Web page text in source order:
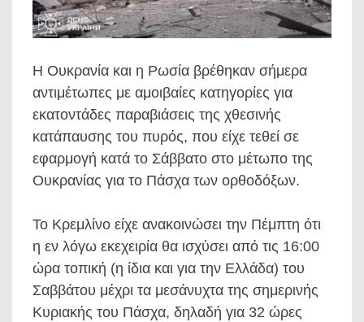
Η Ουκρανία και η Ρωσία βρέθηκαν σήμερα
αντιμέτωπες με αμοιβαίες κατηγορίες για
εκατοντάδες παραβιάσεις της χθεσινής
κατάπαυσης του πυρός, που είχε τεθεί σε
εφαρμογή κατά το Σάββατο στο μέτωπο της
Ουκρανίας για το Πάσχα των ορθοδόξων.
Το Κρεμλίνο είχε ανακοινώσει την Πέμπτη ότι
η εν λόγω εκεχειρία θα ισχύσει από τις 16:00
ώρα τοπική (η ίδια και για την Ελλάδα) του
Σαββάτου μέχρι τα μεσάνυχτα της σημερινής
Κυριακής του Πάσχα, δηλαδή για 32 ώρες